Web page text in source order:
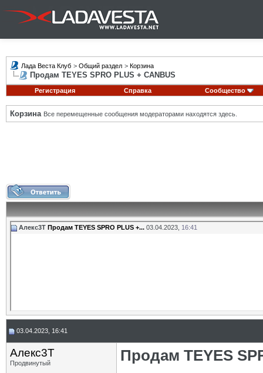
Лада Веста Клуб > Общий раздел > Корзина
Продам TEYES SPRO PLUS + CANBUS
Регистрация Справка Сообщество
Корзина Все перемещенные сообщения модераторами находятся здесь.
Алекс3Т Продам TEYES SPRO PLUS +... 03.04.2023, 16:41
03.04.2023, 16:41
Алекс3Т
Продвинутый
Продам TEYES